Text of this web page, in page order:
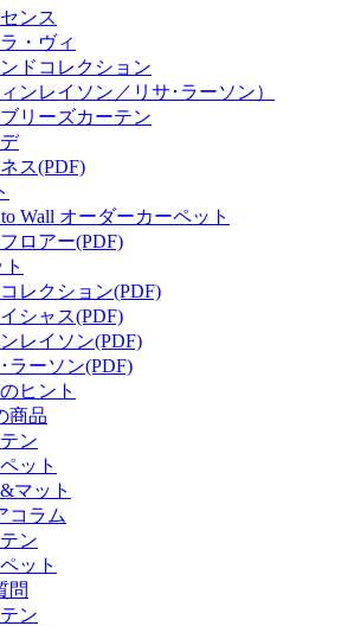
ンス
・ヴィ
ドコレクション
ィンレイソン／リサ･ラーソン）
リーズカーテン
ス(PDF)
Wall オーダーカーペット
ロアー(PDF)
レクション(PDF)
シャス(PDF)
レイソン(PDF)
ラーソン(PDF)
ヒント
商品
ン
ット
マット
コラム
ン
ット
問
ン